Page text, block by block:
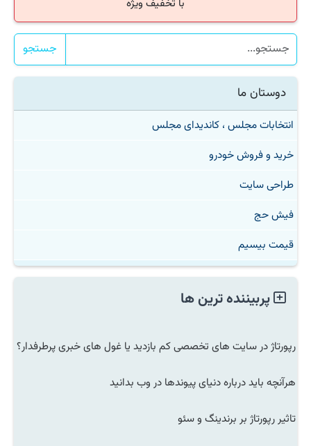
با تخفیف ویژه
جستجو
دوستان ما
انتخابات مجلس ، کاندیدای مجلس
خرید و فروش خودرو
طراحی سایت
فیش حج
قیمت بیسیم
پربیننده ترین ها
رپورتاژ در سایت های تخصصی کم بازدید یا غول های خبری پرطرفدار؟
هرآنچه باید درباره دنیای پیوندها در وب بدانید
تاثیر رپورتاژ بر برندینگ و سئو